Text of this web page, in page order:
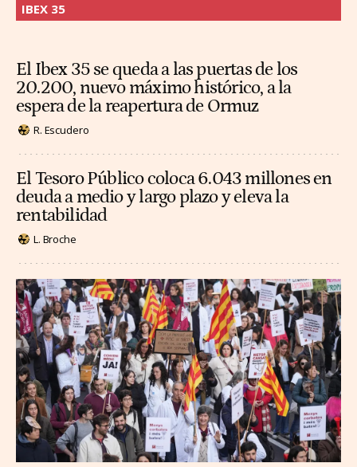
IBEX 35
El Ibex 35 se queda a las puertas de los
20.200, nuevo máximo histórico, a la
espera de la reapertura de Ormuz
R. Escudero
El Tesoro Público coloca 6.043 millones en
deuda a medio y largo plazo y eleva la
rentabilidad
L. Broche